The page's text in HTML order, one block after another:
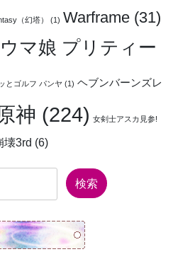
（幻塔） (1) Warframe (31)
ウマ娘 プリティー
とゴルフ パンヤ (1) ヘブンバーンズレ
神 (224) 女剣士アスカ見参!
壊3rd (6)